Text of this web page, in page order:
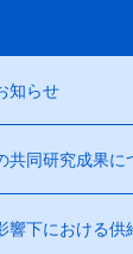
知らせ
研究成果についてプ
響下における供